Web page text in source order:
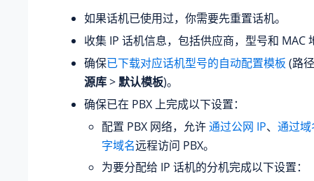
如果话机已使用过，你需要先重置话机。
收集 IP 话机信息，包括供应商，型号和 MAC
确保已下载对应话机型号的自动配置模板 (路
源库> 默认模板)。
确保已在 PBX 上完成以下设置：
配置 PBX 网络，允许通过公网 IP、 通过域
字域名远程访问 PBX。
为要分配给 IP 话机的分机完成以下设置：